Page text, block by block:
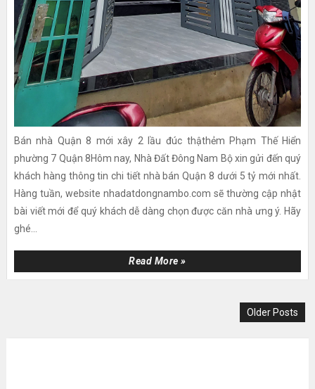
Bán nhà Quận 8 mới xây 2 lầu đúc thậthẻm Phạm Thế Hiển
phường 7 Quận 8Hôm nay, Nhà Đất Đông Nam Bộ xin gửi đến quý
khách hàng thông tin chi tiết nhà bán Quận 8 dưới 5 tỷ mới nhất.
Hàng tuần, website nhadatdongnambo.com sẽ thường cập nhật
bài viết mới để quý khách dễ dàng chọn được căn nhà ưng ý. Hãy
ghé...
Read More »
Older Posts